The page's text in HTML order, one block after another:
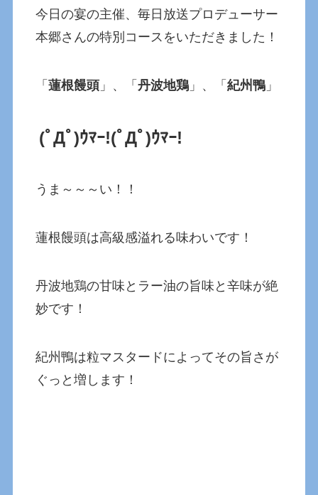
今日の宴の主催、毎日放送プロデューサー
本郷さんの特別コースをいただきました！
「蓮根饅頭 」、「丹波地鶏 」、「紀州鴨 」
(ﾟДﾟ)ｳﾏｰ!(ﾟДﾟ)ｳﾏｰ!
うま～～～い！！
蓮根饅頭は高級感溢れる味わいです！
丹波地鶏の甘味とラー油の旨味と辛味が絶
妙です！
紀州鴨は粒マスタードによってその旨さが
ぐっと増します！